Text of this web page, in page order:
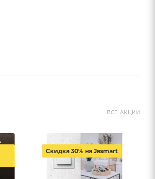
ВСЕ АКЦИИ
Скидка 30% на Jasmart